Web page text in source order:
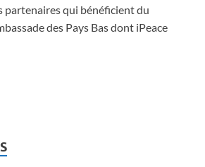
partenaires qui bénéficient du
des Pays Bas dont iPeace